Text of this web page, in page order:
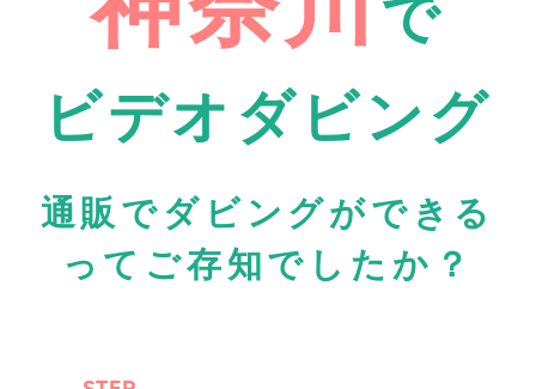
で
ビデオダビング
通販でダビングができる
ってご存知でしたか？